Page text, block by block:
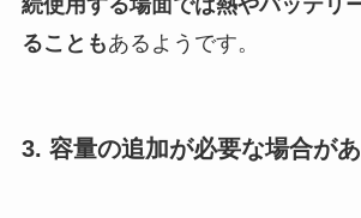
ることもあるようです。
3. 容量の追加が必要な場合が